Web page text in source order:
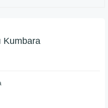
Kumbara